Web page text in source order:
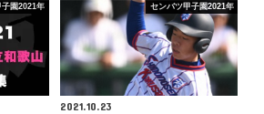
園2021年 センバツ甲子園2021年
2021.10.23